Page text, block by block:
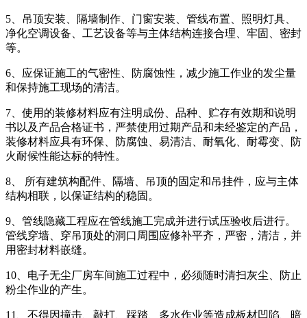
5、吊顶安装、隔墙制作、门窗安装、管线布置、照明灯具、
净化空调设备、工艺设备等与主体结构连接合理、牢固、密封
等。
6、应保证施工的气密性、防腐蚀性，减少施工作业的发尘量
和保持施工现场的清洁。
7、使用的装修材料应有注明成份、品种、贮存有效期和说明
书以及产品合格证书，严禁使用过期产品和未经鉴定的产品，
装修材料应具有环保、防腐蚀、易清洁、耐氧化、耐霉变、防
火耐候性能达标的特性。
8、 所有建筑构配件、隔墙、吊顶的固定和吊挂件，应与主体
结构相联，以保证结构的稳固。
9、管线隐藏工程应在管线施工完成并进行试压验收后进行。
管线穿墙、穿吊顶处的洞口周围应修补平齐，严密，清洁，并
用密封材料嵌缝。
10、电子无尘厂房车间施工过程中，必须随时清扫灰尘、防止
粉尘作业的产生。
11、不得因撞击、敲打、踩踏、多水作业等造成板材凹陷、暗